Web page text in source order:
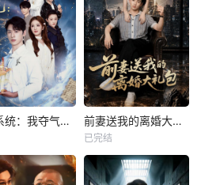
因果系统：我夺气运救苍生 前妻送我的离婚大礼包
已完结